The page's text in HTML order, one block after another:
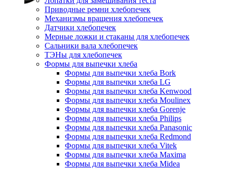
Приводные ремни хлебопечек
Механизмы вращения хлебопечек
Датчики хлебопечек
Мерные ложки и стаканы для хлебопечек
Сальники вала хлебопечек
ТЭНы для хлебопечек
Формы для выпечки хлеба
Формы для выпечки хлеба Bork
Формы для выпечки хлеба LG
Формы для выпечки хлеба Kenwood
Формы для выпечки хлеба Moulinex
Формы для выпечки хлеба Gorenje
Формы для выпечки хлеба Philips
Формы для выпечки хлеба Panasonic
Формы для выпечки хлеба Redmond
Формы для выпечки хлеба Vitek
Формы для выпечки хлеба Maxima
Формы для выпечки хлеба Midea